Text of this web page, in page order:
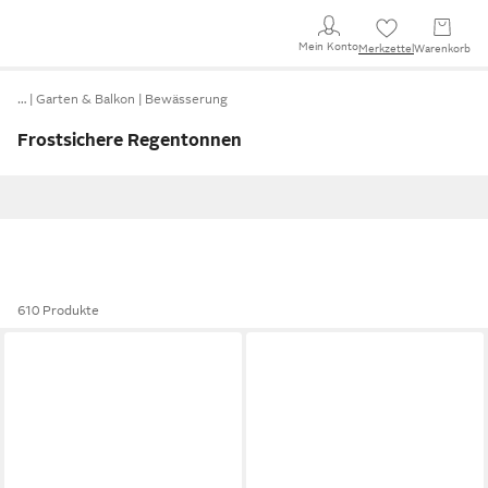
Mein KontoMerkzettel Warenkorb
… Garten & Balkon Bewässerung
Frostsichere Regentonnen
610 Produkte